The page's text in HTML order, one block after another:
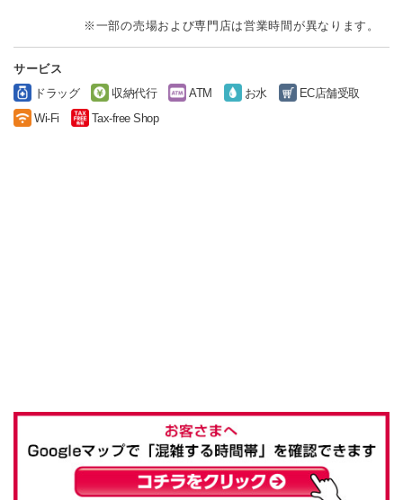
※一部の売場および専門店は営業時間が異なります。
サービス
ドラッグ
収納代行 ATM お水
EC店舗受取
Wi-Fi
Tax-free Shop